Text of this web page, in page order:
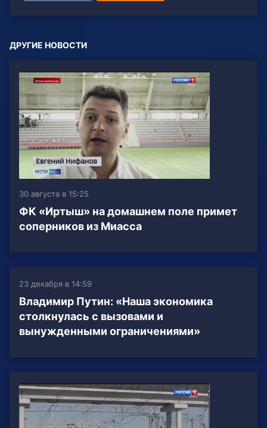
ДРУГИЕ НОВОСТИ
30 августа в 15:25
ФК «Иртыш» на домашнем поле примет
соперников из Миасса
23 декабря в 14:59
Владимир Путин: «Наша экономика
столкнулась с вызовами и
вынужденными ограничениями»